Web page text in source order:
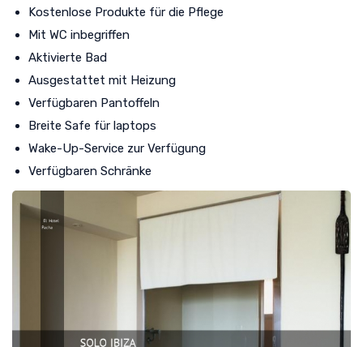
Kostenlose Produkte für die Pflege
Mit WC inbegriffen
Aktivierte Bad
Ausgestattet mit Heizung
Verfügbaren Pantoffeln
Breite Safe für laptops
Wake-Up-Service zur Verfügung
Verfügbaren Schränke